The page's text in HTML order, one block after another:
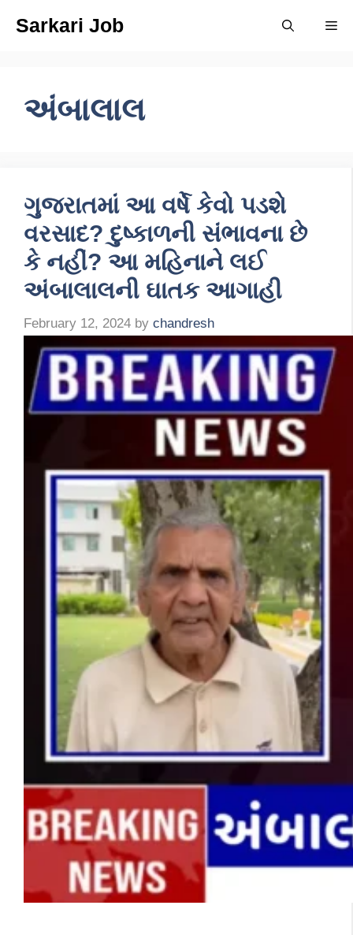
Sarkari Job
અંબાલાલ
ગુજરાતમાં આ વર્ષે કેવો પડશે
વરસાદ? દુષ્કાળની સંભાવના છે
કે નહીં? આ મહિનાને લઈ
અંબાલાલની ઘાતક આગાહી
February 12, 2024 by chandresh